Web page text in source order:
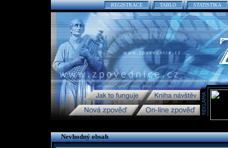
REGISTRACE TABLO STATISTIKA
Nevhodný obsah